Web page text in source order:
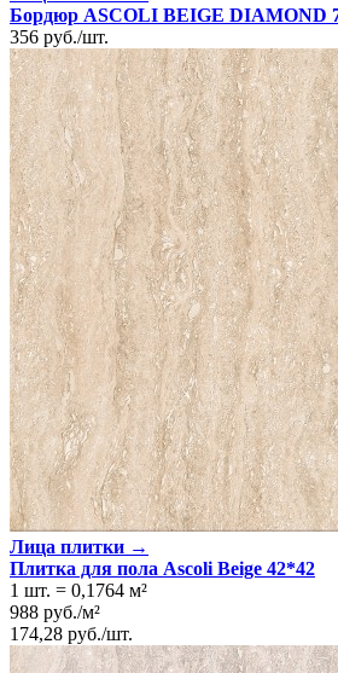
Бордюр ASCOLI BEIGE DIAMOND
356 руб./шт.
Лица плитки →
Плитка для пола Ascoli Beige 42*42
1 шт. = 0,1764 м²
988 руб./м²
174,28 руб./шт.